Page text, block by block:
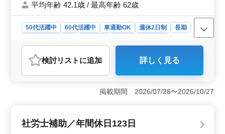
行事、親御さんの介護、社労士等の勉強中の
方など、仕事と両立しやすい職場です。 従
業員それぞれのライフスタイルに合った働き
方ができる職場を目指しています！
平均年齢 42.1歳 / 最高年齢 62歳
50代活躍中 60代活躍中 車通勤OK 週休2日制
長期
おすすめポイント
＜ワークライフバランスの取りやすさ＞ 本求人は、残
業が月平均10時間と少なく、仕事とプライベートを両立
しやすい環境が整っています。さらに、仕事のスケジュ
合わせた働き方が可能です。加えて、日曜・祝日休みに
検討リスト に追加 詳しく見る
掲載期間 2026/07/28〜2026/10/27
社労士補助／年間休日123日